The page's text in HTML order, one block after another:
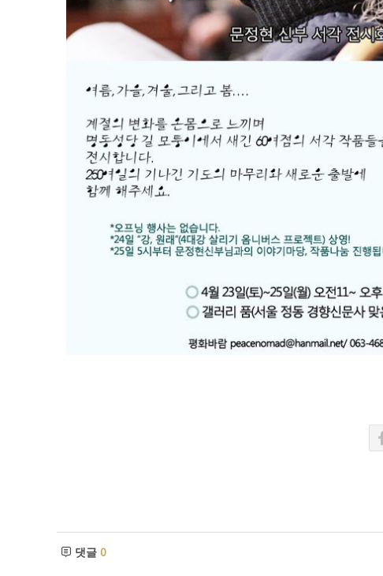
댓글 0